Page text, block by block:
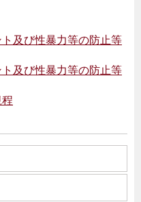
及び性暴力等の防止等
及び性暴力等の防止等